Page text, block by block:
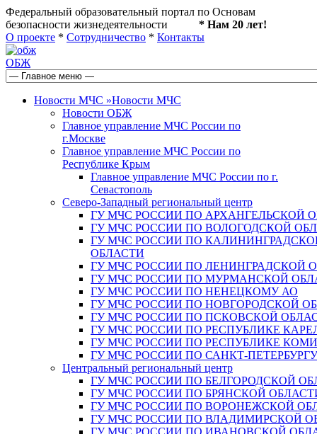
Федеральный образовательный портал по Основам
безопасности жизнедеятельности * Нам 20 лет!
О проекте * Сотрудничество * Контакты
ОБЖ
Новости МЧС »Новости МЧС
Новости ОБЖ
Главное управление МЧС России по
г.Москве
Главное управление МЧС России по
Республике Крым
Главное управление МЧС России по г.
Севастополь
Северо-Западный региональный центр
ГУ МЧС РОССИИ ПО АРХАНГЕЛЬСКОЙ
ГУ МЧС РОССИИ ПО ВОЛОГОДСКОЙ
ГУ МЧС РОССИИ ПО
ОБЛАСТИ
ГУ МЧС РОССИИ ПО ЛЕНИНГРАДСКОЙ
ГУ МЧС РОССИИ ПО МУРМАНСКОЙ
ГУ МЧС РОССИИ ПО НЕНЕЦКОМУ АО
ГУ МЧС РОССИИ ПО НОВГОРОДСКОЙ
ГУ МЧС РОССИИ ПО ПСКОВСКОЙ
ГУ МЧС РОССИИ ПО РЕСПУБЛИКЕ
ГУ МЧС РОССИИ ПО РЕСПУБЛИКЕ КОМИ
ГУ МЧС РОССИИ ПО САНКТ-ПЕТЕРБУРГУ
Центральный региональный центр
ГУ МЧС РОССИИ ПО БЕЛГОРОДСКОЙ
ГУ МЧС РОССИИ ПО БРЯНСКОЙ
ГУ МЧС РОССИИ ПО ВОРОНЕЖСКОЙ
ГУ МЧС РОССИИ ПО ВЛАДИМИРСКОЙ
ГУ МЧС РОССИИ ПО ИВАНОВСКОЙ